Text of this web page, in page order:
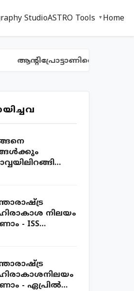
StudioASTRO Tools Home
ആന്റിപ്രോട്ടാണിനെ
നിലയം
- ISS
- ഏപ്രില്‍